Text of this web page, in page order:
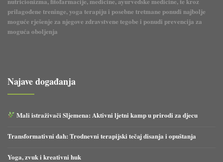
prilagođene treninge, yoga terapiju i posebne tretmane ponudi najbolje
moguće rješenje za njegove zdravstvene tegobe i ponudi prevencija za
moguća oboljenja
Najave događanja
Mali istraživači Sljemena: Aktivni ljetni kamp u prirodi za djecu
Transformativni dah: Trodnevni terapijski tečaj disanja i opuštanja
Yoga, zvuk i kreativni huk